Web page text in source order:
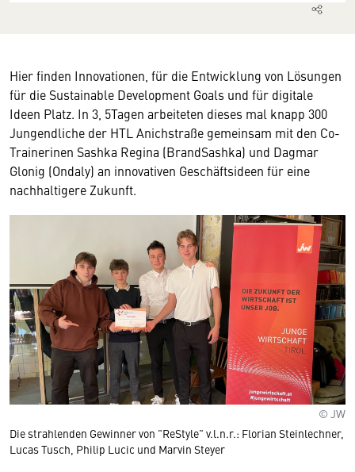
Hier finden Innovationen, für die Entwicklung von Lösungen
für die Sustainable Development Goals und für digitale
Ideen Platz. In 3, 5Tagen arbeiteten dieses mal knapp 300
Jungendliche der HTL Anichstraße gemeinsam mit den Co-
Trainerinen Sashka Regina (BrandSashka) und Dagmar
Glonig (Ondaly) an innovativen Geschäftsideen für eine
nachhaltigere Zukunft.
© JW
Die strahlenden Gewinner von "ReStyle" v.l.n.r.: Florian Steinlechner,
Lucas Tusch, Philip Lucic und Marvin Steyer